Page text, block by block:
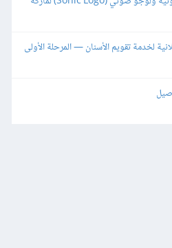
لخدمة تقويم الأسنان — المرحلة الأولى